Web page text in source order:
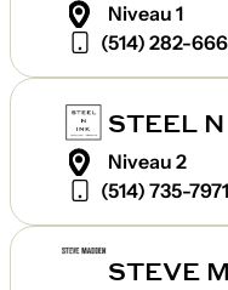
Niveau 1
(514) 282-
STEEL
Niveau 2
(514) 735-7971
STEVE